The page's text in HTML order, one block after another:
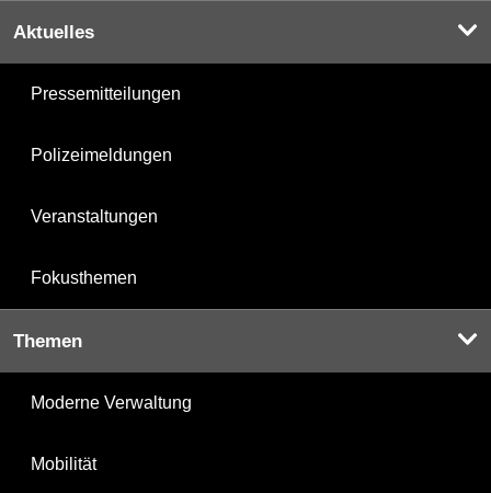
Aktuelles
Pressemitteilungen
Polizeimeldungen
Veranstaltungen
Fokusthemen
Themen
Moderne Verwaltung
Mobilität